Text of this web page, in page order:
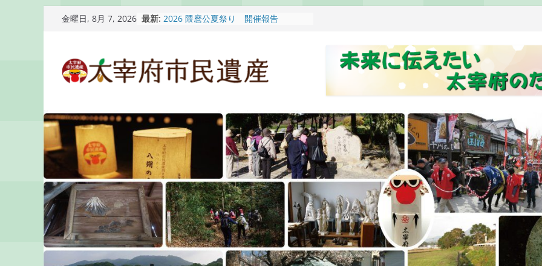
ス
ッ
プ
金曜日, 8月 7, 2026 最新: 2026 隈麿公夏祭り 開催報告
梅香苑夏まつり子どもみこし開催のお
知らせ